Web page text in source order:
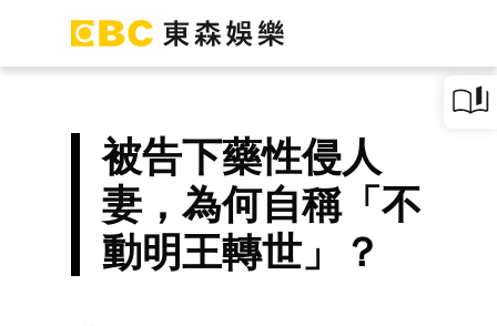
被告下藥性侵人
妻，為何自稱「不
動明王轉世」？